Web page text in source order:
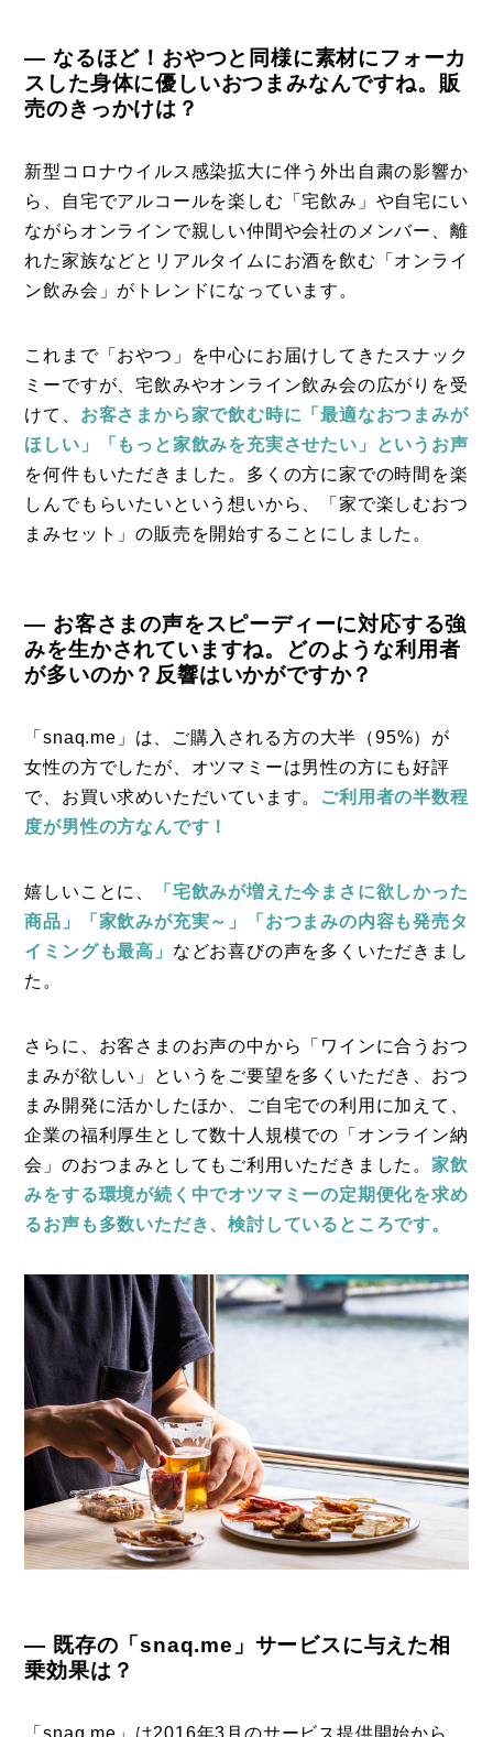
― なるほど！おやつと同様に素材にフォーカ
スした身体に優しいおつまみなんですね。販
売のきっかけは？
新型コロナウイルス感染拡大に伴う外出自粛の影響か
ら、自宅でアルコールを楽しむ「宅飲み」や自宅にい
ながらオンラインで親しい仲間や会社のメンバー、離
れた家族などとリアルタイムにお酒を飲む「オンライ
ン飲み会」がトレンドになっています。
これまで「おやつ」を中心にお届けしてきたスナック
ミーですが、宅飲みやオンライン飲み会の広がりを受
けて、 お客さまから家で飲む時に「最適なおつまみが
ほしい」「もっと家飲みを充実させたい」というお声
を何件もいただきました。多くの方に家での時間を楽
しんでもらいたいという想いから、「家で楽しむおつ
まみセット」の販売を開始することにしました。
― お客さまの声をスピーディーに対応する強
みを生かされていますね。どのような利用者
が多いのか？反響はいかがですか？
「snaq.me」は、ご購入される方の大半（95%）が
女性の方でしたが、オツマミーは男性の方にも好評
で、お買い求めいただいています。
ご利用者の半数程
度が男性の方なんです！
嬉しいことに、
「宅飲みが増えた今まさに欲しかった
商品」「家飲みが充実～」「おつまみの内容も発売タ
イミングも最高」 などお喜びの声を多くいただきまし
た。
さらに、お客さまのお声の中から「ワインに合うおつ
まみが欲しい」というをご要望を多くいただき、おつ
まみ開発に活かしたほか、ご自宅での利用に加えて、
企業の福利厚生として数十人規模での「オンライン納
会」のおつまみとしてもご利用いただきました。 家飲
みをする環境が続く中でオツマミーの定期便化を求め
るお声も多数いただき、検討しているところです。
― 既存の「snaq.me」サービスに与えた相
乗効果は？